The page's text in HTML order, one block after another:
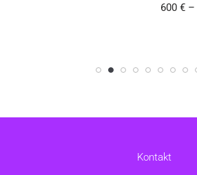
600 € –
Kontakt